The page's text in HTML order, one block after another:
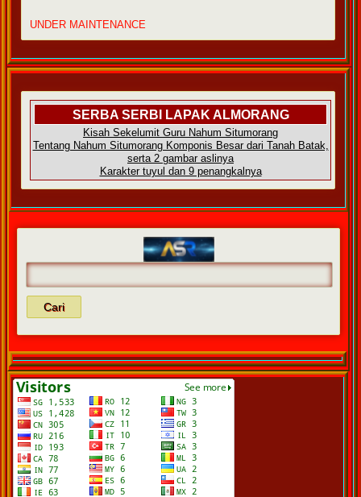
UNDER MAINTENANCE
SERBA SERBI LAPAK ALMORANG
Kisah Sekelumit Guru Nahum Situmorang
Tentang Nahum Situmorang Komponis Besar dari Tanah Batak,
serta 2 gambar aslinya
Karakter tuyul dan 9 penangkalnya